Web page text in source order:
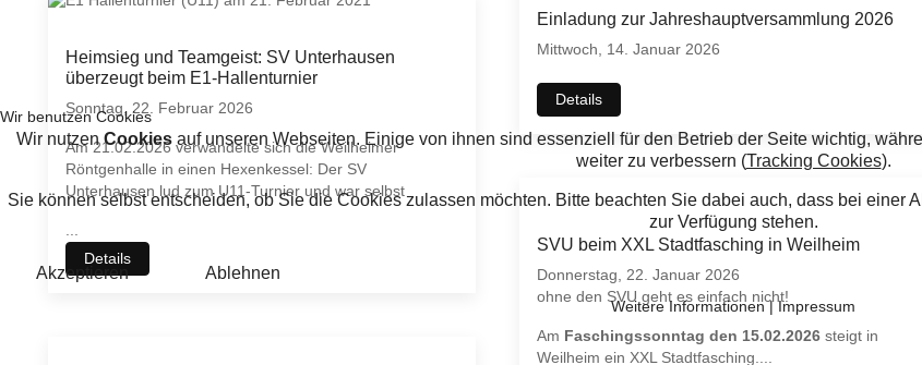
Einladung zur Jahreshauptversammlung 2026
Mittwoch, 14. Januar 2026
Details
Heimsieg und Teamgeist: SV Unterhausen
überzeugt beim E1-Hallenturnier
Sonntag, 22. Februar 2026
Am 21.02.2026 verwandelte sich die Weilheimer
Röntgenhalle in einen Hexenkessel: Der SV
Unterhausen lud zum U11-Turnier und war selbst
Details
SVU beim XXL Stadtfasching in Weilheim
Donnerstag, 22. Januar 2026
ohne den SVU geht es einfach nicht!
Am Faschingssonntag den 15.02.2026 steigt in
Weilheim ein XXL Stadtfasching.
Wir benutzen Cookies
Wir nutzenCookies auf unseren Webseiten. Einige von ihnen sind essenziell für den Betrieb der Seite wichtig,
weiter zu verbessern (Tracking Cookies).
Sie können selbst entscheiden, ob Sie die Cookies zulassen möchten. Bitte beachten Sie dabei auch, dass bei einer
zur Verfügung stehen.
Akzeptieren Ablehnen
Weitere Informationen|Impressum